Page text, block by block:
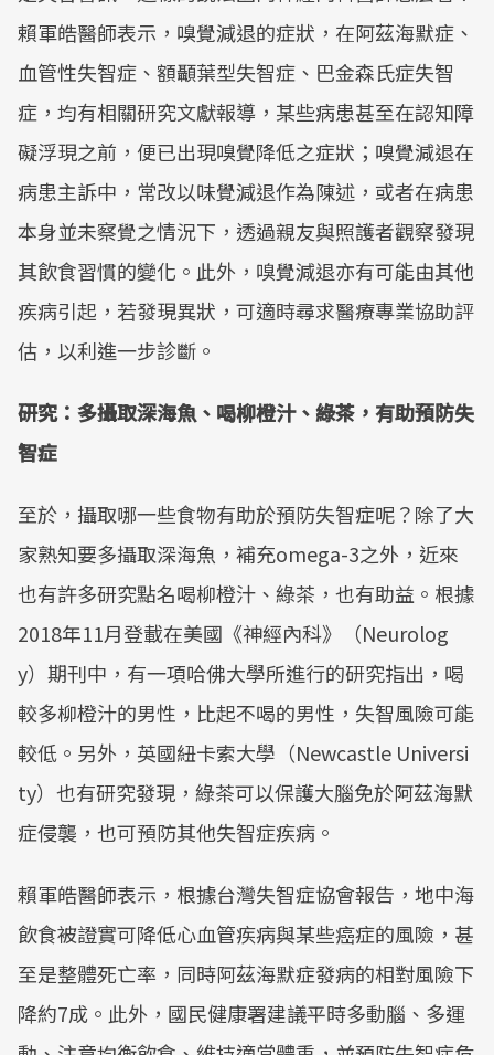
賴軍皓醫師表示，嗅覺減退的症狀，在阿茲海默症、
血管性失智症、額顳葉型失智症、巴金森氏症失智
症，均有相關研究文獻報導，某些病患甚至在認知障
礙浮現之前，便已出現嗅覺降低之症狀；嗅覺減退在
病患主訴中，常改以味覺減退作為陳述，或者在病患
本身並未察覺之情況下，透過親友與照護者觀察發現
其飲食習慣的變化。此外，嗅覺減退亦有可能由其他
疾病引起，若發現異狀，可適時尋求醫療專業協助評
估，以利進一步診斷。
研究：多攝取深海魚、喝柳橙汁、綠茶，有助預防失
智症
至於，攝取哪一些食物有助於預防失智症呢？除了大
家熟知要多攝取深海魚，補充omega-3之外，近來
也有許多研究點名喝柳橙汁、綠茶，也有助益。根據
2018年11月登載在美國《神經內科》（Neurolog
y）期刊中，有一項哈佛大學所進行的研究指出，喝
較多柳橙汁的男性，比起不喝的男性，失智風險可能
較低。另外，英國紐卡索大學（Newcastle Universi
ty）也有研究發現，綠茶可以保護大腦免於阿茲海默
症侵襲，也可預防其他失智症疾病。
賴軍皓醫師表示，根據台灣失智症協會報告，地中海
飲食被證實可降低心血管疾病與某些癌症的風險，甚
至是整體死亡率，同時阿茲海默症發病的相對風險下
降約7成。此外，國民健康署建議平時多動腦、多運